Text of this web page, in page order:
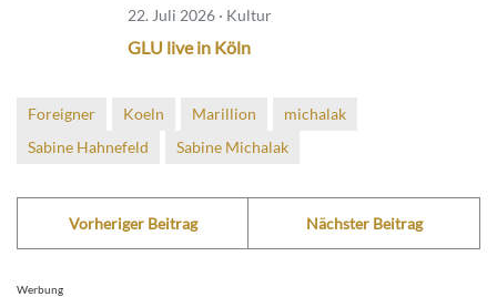
22. Juli 2026 · Kultur
GLU live in Köln
Foreigner Koeln Marillion
michalak
Sabine Hahnefeld
Sabine Michalak
Vorheriger Beitrag Nächster Beitrag
Werbung